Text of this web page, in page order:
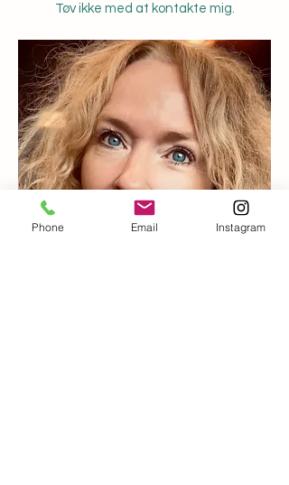
Tøv ikke med at kontakte mig.
Phone Email Instagram